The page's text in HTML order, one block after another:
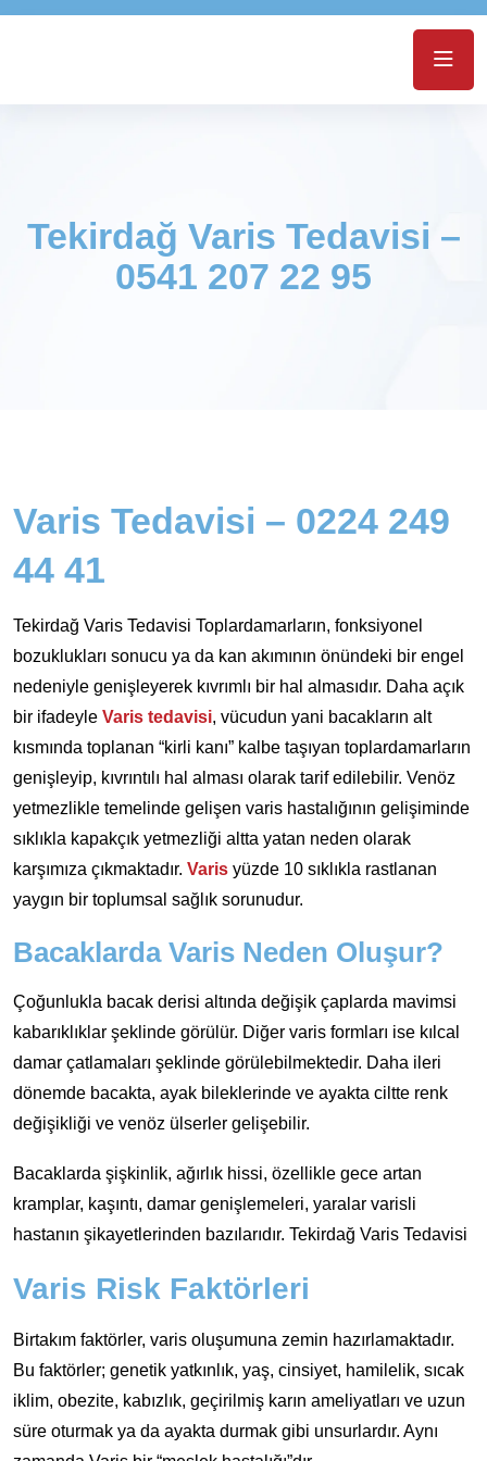
Tekirdağ Varis Tedavisi –
0541 207 22 95
Varis Tedavisi – 0224 249
44 41
Tekirdağ Varis Tedavisi Toplardamarların, fonksiyonel
bozuklukları sonucu ya da kan akımının önündeki bir engel
nedeniyle genişleyerek kıvrımlı bir hal almasıdır. Daha açık
bir ifadeyle Varis tedavisi, vücudun yani bacakların alt
kısmında toplanan “kirli kanı” kalbe taşıyan toplardamarların
genişleyip, kıvrıntılı hal alması olarak tarif edilebilir. Venöz
yetmezlikle temelinde gelişen varis hastalığının gelişiminde
sıklıkla kapakçık yetmezliği altta yatan neden olarak
karşımıza çıkmaktadır. Varis yüzde 10 sıklıkla rastlanan
yaygın bir toplumsal sağlık sorunudur.
Bacaklarda Varis Neden Oluşur?
Çoğunlukla bacak derisi altında değişik çaplarda mavimsi
kabarıklıklar şeklinde görülür. Diğer varis formları ise kılcal
damar çatlamaları şeklinde görülebilmektedir. Daha ileri
dönemde bacakta, ayak bileklerinde ve ayakta ciltte renk
değişikliği ve venöz ülserler gelişebilir.
Bacaklarda şişkinlik, ağırlık hissi, özellikle gece artan
kramplar, kaşıntı, damar genişlemeleri, yaralar varisli
hastanın şikayetlerinden bazılarıdır. Tekirdağ Varis Tedavisi
Varis Risk Faktörleri
Birtakım faktörler, varis oluşumuna zemin hazırlamaktadır.
Bu faktörler; genetik yatkınlık, yaş, cinsiyet, hamilelik, sıcak
iklim, obezite, kabızlık, geçirilmiş karın ameliyatları ve uzun
süre oturmak ya da ayakta durmak gibi unsurlardır. Aynı